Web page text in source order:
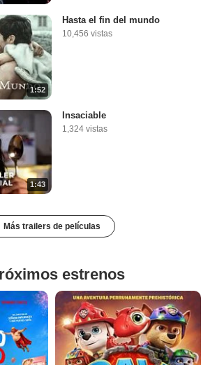
1:52
Hasta el fin del mundo
10,456 vistas
1:43
Insaciable
1,324 vistas
Más trailers de películas
estrenos